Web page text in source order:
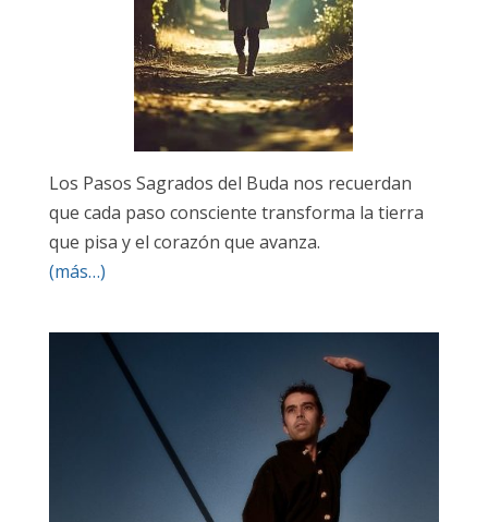
Los Pasos Sagrados del Buda nos recuerdan
que cada paso consciente transforma la tierra
que pisa y el corazón que avanza.
(más…)